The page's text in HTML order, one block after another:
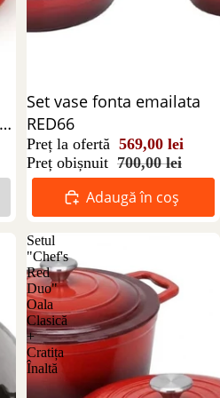
Reducere 19%
Set vase fonta emailata
RED66
Preț la ofertă 569,00 lei
Preț obișnuit 700,00 lei
Adaugă în coș
Setul
"Chef's
Red
Duo"
Oala
Clasică
+
Cratița
Înaltă